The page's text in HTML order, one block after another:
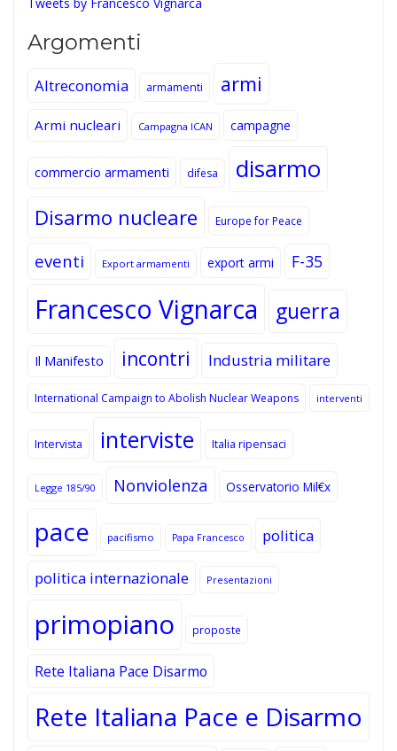
Argomenti
Altreconomia armamenti armi
Armi nucleari Campagna ICAN campagne
commercio armamenti difesa disarmo
Disarmo nucleare Europe for Peace
eventi Export armamenti export armi F-35
Francesco Vignarca guerra
Il Manifesto incontri Industria militare
International Campaign to Abolish Nuclear Weapons interventi
Intervista interviste Italia ripensaci
Legge 185/90 Nonviolenza Osservatorio Mil€x
pace pacifismo Papa Francesco politica
politica internazionale Presentazioni
primopiano proposte
Rete Italiana Pace Disarmo
Rete Italiana Pace e Disarmo